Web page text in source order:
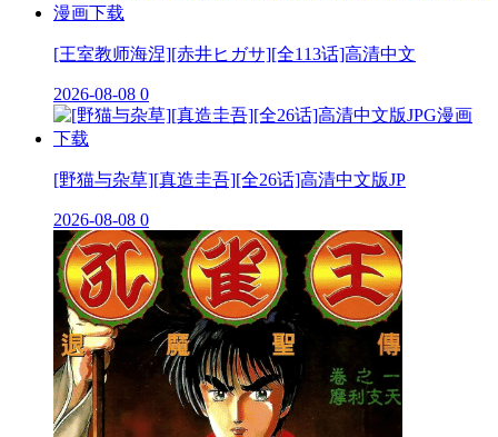
[王室教师海涅][赤井ヒガサ][全113话]高清中文
2026-08-08 0
[野猫与杂草][真造圭吾][全26话]高清中文版JP
2026-08-08 0